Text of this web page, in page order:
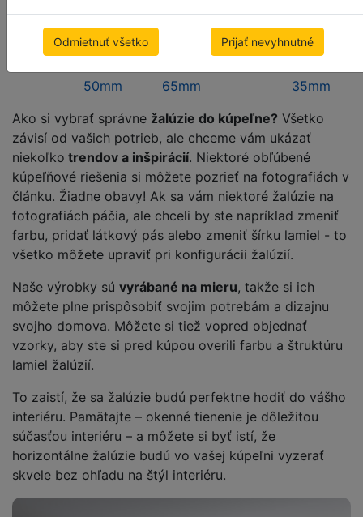
Odmietnuť všetko Prijať nevyhnutné
Drevené
žalúzie
Bambusové
horizontálne
50mm
Bambusové
horizontálne
65mm
Drevené
žalúzie
Bambusové
horizontálne
35mm
Ako si vybrať správne žalúzie do kúpeľne? Všetko
závisí od vašich potrieb, ale chceme vám ukázať
niekoľko trendov a inšpirácií. Niektoré obľúbené
kúpeľňové riešenia si môžete pozrieť na fotografiách v
článku. Žiadne obavy! Ak sa vám niektoré žalúzie na
fotografiách páčia, ale chceli by ste napríklad zmeniť
farbu, pridať látkový pás alebo zmeniť šírku lamiel - to
všetko môžete upraviť pri konfigurácii žalúzií.
Naše výrobky sú vyrábané na mieru, takže si ich
môžete plne prispôsobiť svojim potrebám a dizajnu
svojho domova. Môžete si tiež vopred objednať
vzorky, aby ste si pred kúpou overili farbu a štruktúru
lamiel žalúzií.
To zaistí, že sa žalúzie budú perfektne hodiť do vášho
interiéru. Pamätajte – okenné tienenie je dôležitou
súčasťou interiéru – a môžete si byť istí, že
horizontálne žalúzie budú vo vašej kúpeľni vyzerať
skvele bez ohľadu na štýl interiéru.